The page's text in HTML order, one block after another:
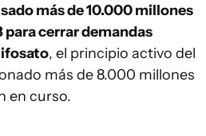
más de 10.000 millones
para cerrar demandas
, el principio activo del
más de 8.000 millones
en curso.